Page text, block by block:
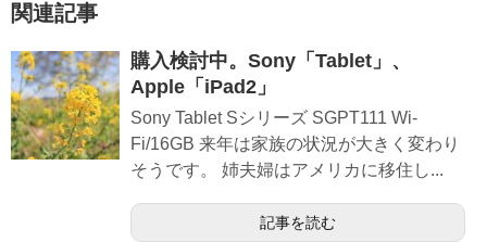
関連記事
購入検討中。Sony「Tablet」、
Apple「iPad2」
Sony Tablet Sシリーズ SGPT111 Wi-
Fi/16GB 来年は家族の状況が大きく変わり
そうです。 姉夫婦はアメリカに移住し...
記事を読む